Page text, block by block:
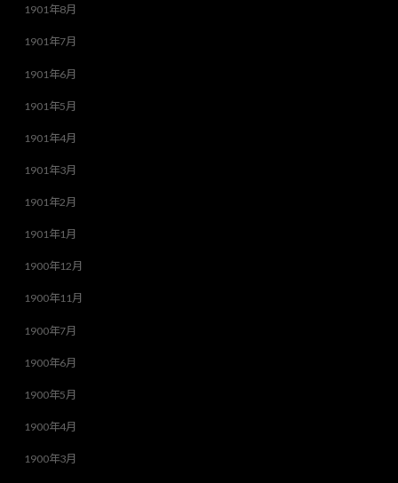
1901年8月
1901年7月
1901年6月
1901年5月
1901年4月
1901年3月
1901年2月
1901年1月
1900年12月
1900年11月
1900年7月
1900年6月
1900年5月
1900年4月
1900年3月